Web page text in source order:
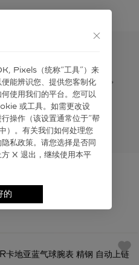
在签收之日起30天内申请退货。
推荐
BALLON BLEU DE CARTIER卡地亚蓝气球腕表 精钢 自动上链
Pixels（统称“⼯具”）来
能辨识您、提供您客制化
使⽤我们的平台。您可以
或⼯具。如需更改设
操作（该设置通常位于“帮
）。有关我们如何处理您
私政策。请您选择是否同
X 退出，继续使⽤本平
的